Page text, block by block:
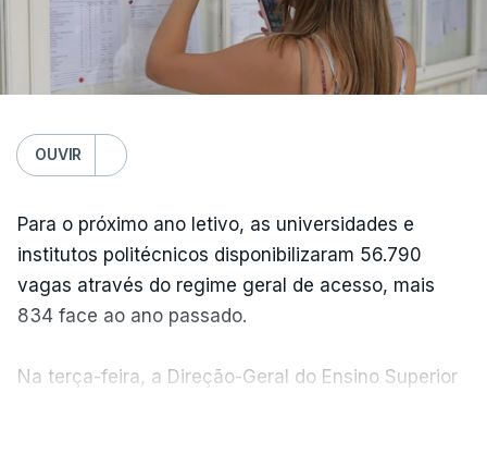
OUVIR
Para o próximo ano letivo, as universidades e
institutos politécnicos disponibilizaram 56.790
vagas através do regime geral de acesso, mais
834 face ao ano passado.
Na terça-feira, a Direção-Geral do Ensino Superior